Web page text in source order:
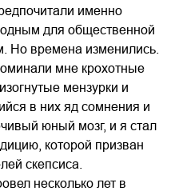
именно
для общественной
Но времена изменились.
мне крохотные
мензурки и
в них яд сомнения и
юный мозг, и я стал
которой призван
скепсиса.
несколько лет в